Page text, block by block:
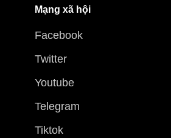
Mạng xã hội
Facebook
Twitter
Youtube
Telegram
Tiktok